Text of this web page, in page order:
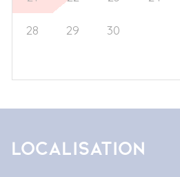
28 29 30
Localisation